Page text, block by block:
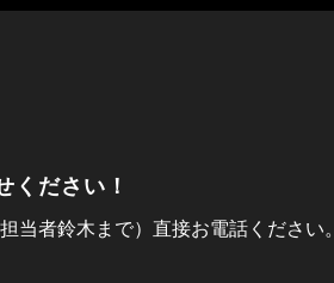
ください！
担当者鈴木まで）直接お電話ください。